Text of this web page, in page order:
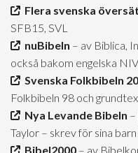
Flera svenska
SFB15, SVL
nuBibeln – av Biblica,
också bakom engelska
Svenska Folkbibeln
Folkbibeln 98 och
Nya Levande Bibeln
Taylor – skrev för sina barn
Bibel2000 – av